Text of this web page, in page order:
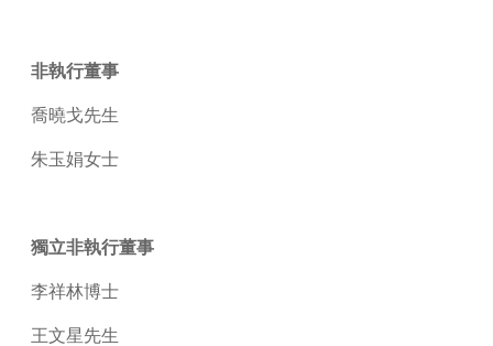
非執行董事
喬曉戈先生
朱玉娟女士
獨立非執行董事
李祥林博士
王文星先生